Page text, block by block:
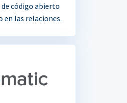
código abierto
en las relaciones.